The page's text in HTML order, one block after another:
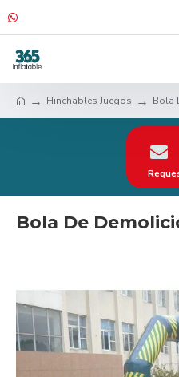
Hinchables Juegos Bola
Bola De